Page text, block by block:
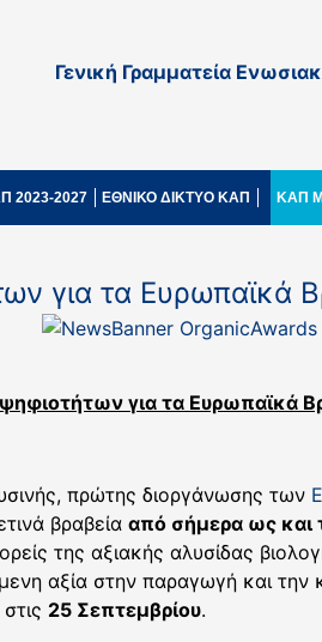
Γενική Γραμματεία
2023-2027 ΕΘΝΙΚΟ ΔΙΚΤΥΟ ΚΑΠ ΚΑΠ
για τα Ευρωπαϊκά
για τα Ευρωπαϊκά
πρώτης διοργάνωσης των
βραβεία από σήμερα ως και
της αξιακής αλυσίδας
αξία στην παραγωγή και
25 Σεπτεμβρίου.